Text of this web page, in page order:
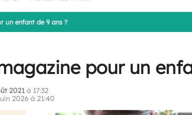
un enfant de 9 ans ?
pour un
2021 à 17:32
2026 à 21:40